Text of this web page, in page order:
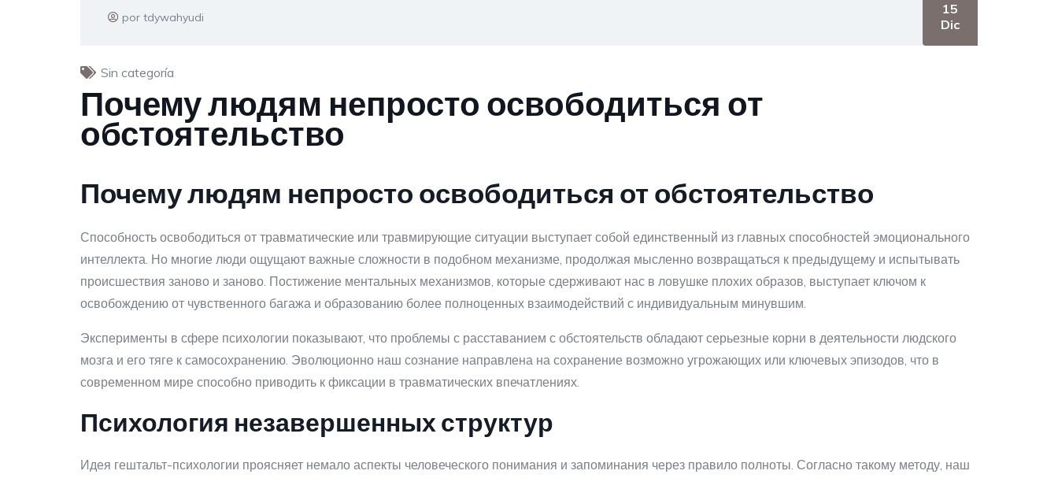
por tdywahyudi
15
Dic
Sin categoría
Почему людям непросто освободиться от
обстоятельство
Почему людям непросто освободиться от обстоятельство
Способность освободиться от травматические или травмирующие ситуации выступает собой единственный из главных способностей эмоционального
интеллекта. Но многие люди ощущают важные сложности в подобном механизме, продолжая мысленно возвращаться к предыдущему и испытывать
происшествия заново и заново. Постижение ментальных механизмов, которые сдерживают нас в ловушке плохих образов, выступает ключом к
освобождению от чувственного багажа и образованию более полноценных взаимодействий с индивидуальным минувшим.
Эксперименты в сфере психологии показывают, что проблемы с расставанием с обстоятельств обладают серьезные корни в деятельности людского
мозга и его тяге к самосохранению. Эволюционно наш сознание направлена на сохранение возможно угрожающих или ключевых эпизодов, что в
современном мире способно приводить к фиксации в травматических впечатлениях.
Психология незавершенных структур
Идея гештальт-психологии проясняет немало аспекты человеческого понимания и запоминания через правило полноты. Согласно такому методу, наш